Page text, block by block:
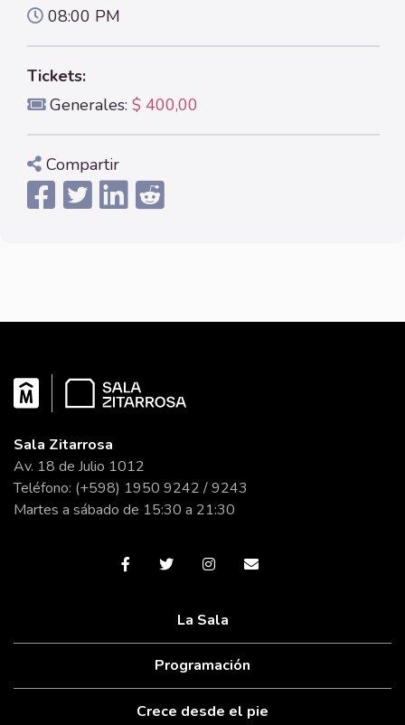
08:00 PM
Tickets:
Generales: $ 400,00
Compartir
Sala Zitarrosa
Av. 18 de Julio 1012
Teléfono: (+598) 1950 9242 / 9243
Martes a sábado de 15:30 a 21:30
La Sala
Programación
Crece desde el pie